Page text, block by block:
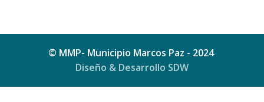
© MMP- Municipio Marcos Paz - 2024
Diseño & Desarrollo SDW